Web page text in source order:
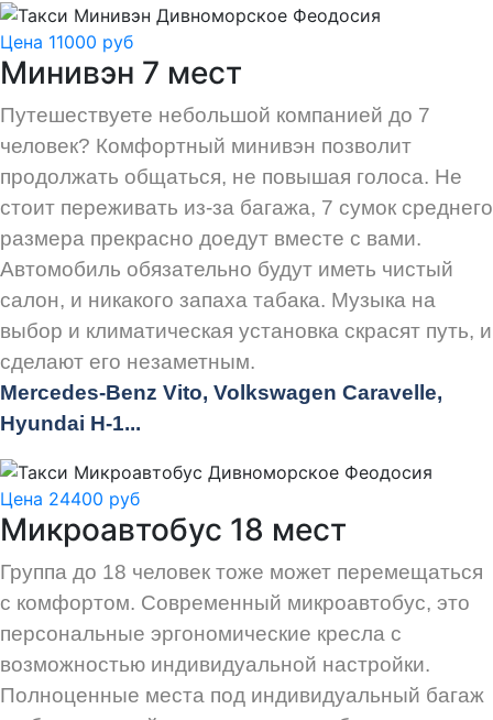
Цена 11000 руб
Минивэн 7 мест
Путешествуете небольшой компанией до 7
человек? Комфортный минивэн позволит
продолжать общаться, не повышая голоса. Не
стоит переживать из-за багажа, 7 сумок среднего
размера прекрасно доедут вместе с вами.
Автомобиль обязательно будут иметь чистый
салон, и никакого запаха табака. Музыка на
выбор и климатическая установка скрасят путь, и
сделают его незаметным.
Mercedes-Benz Vito, Volkswagen Caravelle,
Hyundai H-1...
Цена 24400 руб
Микроавтобус 18 мест
Группа до 18 человек тоже может перемещаться
с комфортом. Современный микроавтобус, это
персональные эргономические кресла с
возможностью индивидуальной настройки.
Полноценные места под индивидуальный багаж